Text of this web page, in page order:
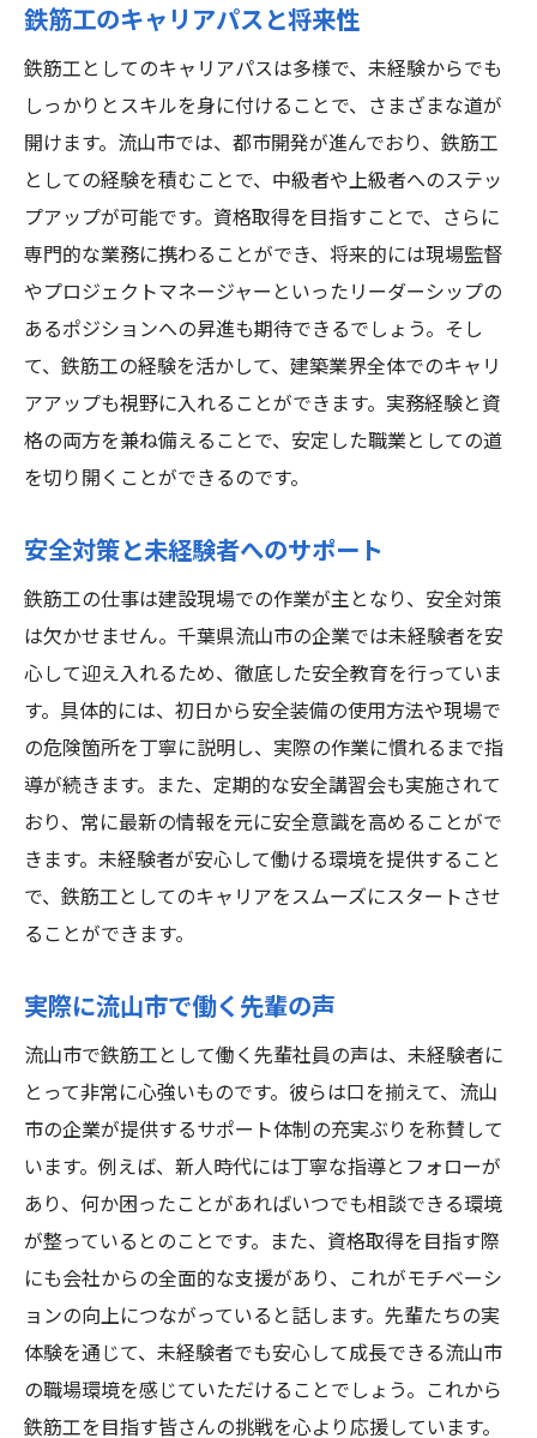
流山市の生活環境と働きやすさ
実際の業務内容とその魅力
転職を考える方へのアドバイス
未経験からプロへ流山市での鉄筋工求人で新し
い人生を
鉄筋工に求められるプロフェッショナリズ
ム
成長を続けるための自己啓発方法
長く働くための職場選びのポイント
未経験者が抱えるチャレンジと克服策
鉄筋工としての長期ビジョンを描く
流山市の企業が提供する成長機会
流山市での鉄筋工求人未経験者がすべてを学べ
る環境とは
職場の雰囲気とコミュニケーション
スキルアップを支援する教育制度
流山市の企業文化と働きやすさ
未経験者が活躍できる職場の特徴
実践を通じたスキルの向上方法
キャリアアップを目指すためのロードマッ
プ
鉄筋工のキャリアパスと将来性
鉄筋工としてのキャリアパスは多様で、未経験からでも
しっかりとスキルを身に付けることで、さまざまな道が
開けます。流山市では、都市開発が進んでおり、鉄筋工
としての経験を積むことで、中級者や上級者へのステッ
プアップが可能です。資格取得を目指すことで、さらに
専門的な業務に携わることができ、将来的には現場監督
やプロジェクトマネージャーといったリーダーシップの
あるポジションへの昇進も期待できるでしょう。そし
て、鉄筋工の経験を活かして、建築業界全体でのキャリ
アアップも視野に入れることができます。実務経験と資
格の両方を兼ね備えることで、安定した職業としての道
を切り開くことができるのです。
安全対策と未経験者へのサポート
鉄筋工の仕事は建設現場での作業が主となり、安全対策
は欠かせません。千葉県流山市の企業では未経験者を安
心して迎え入れるため、徹底した安全教育を行っていま
す。具体的には、初日から安全装備の使用方法や現場で
の危険箇所を丁寧に説明し、実際の作業に慣れるまで指
導が続きます。また、定期的な安全講習会も実施されて
おり、常に最新の情報を元に安全意識を高めることがで
きます。未経験者が安心して働ける環境を提供すること
で、鉄筋工としてのキャリアをスムーズにスタートさせ
ることができます。
実際に流山市で働く先輩の声
流山市で鉄筋工として働く先輩社員の声は、未経験者に
とって非常に心強いものです。彼らは口を揃えて、流山
市の企業が提供するサポート体制の充実ぶりを称賛して
います。例えば、新人時代には丁寧な指導とフォローが
あり、何か困ったことがあればいつでも相談できる環境
が整っているとのことです。また、資格取得を目指す際
にも会社からの全面的な支援があり、これがモチベーシ
ョンの向上につながっていると話します。先輩たちの実
体験を通じて、未経験者でも安心して成長できる流山市
の職場環境を感じていただけることでしょう。これから
鉄筋工を目指す皆さんの挑戦を心より応援しています。